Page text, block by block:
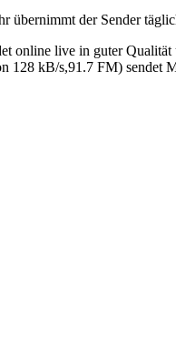
der Sender
online live in guter
128 kB/s,91.7 FM) sendet